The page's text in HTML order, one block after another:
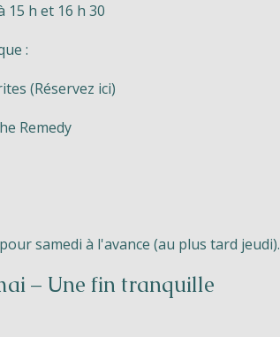
15 h et 16 h 30
:
(Réservez ici)
Remedy
samedi à l'avance (au plus tard jeudi).
– Une fin tranquille